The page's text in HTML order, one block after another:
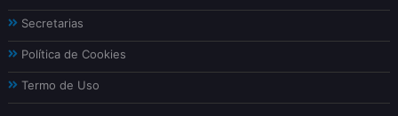
Secretarias
Política de Cookies
Termo de Uso